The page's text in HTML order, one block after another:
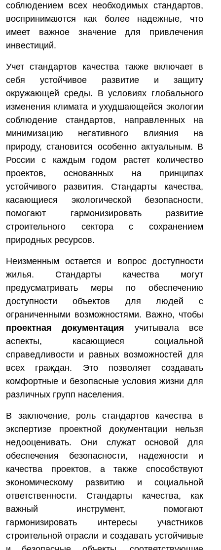
соблюдением всех необходимых стандартов,
воспринимаются как более надежные, что
имеет важное значение для привлечения
инвестиций.
Учет стандартов качества также включает в
себя устойчивое развитие и защиту
окружающей среды. В условиях глобального
изменения климата и ухудшающейся экологии
соблюдение стандартов, направленных на
минимизацию негативного влияния на
природу, становится особенно актуальным. В
России с каждым годом растет количество
проектов, основанных на принципах
устойчивого развития. Стандарты качества,
касающиеся экологической безопасности,
помогают гармонизировать развитие
строительного сектора с сохранением
природных ресурсов.
Неизменным остается и вопрос доступности
жилья. Стандарты качества могут
предусматривать меры по обеспечению
доступности объектов для людей с
ограниченными возможностями. Важно, чтобы
проектная документация учитывала все
аспекты, касающиеся социальной
справедливости и равных возможностей для
всех граждан. Это позволяет создавать
комфортные и безопасные условия жизни для
различных групп населения.
В заключение, роль стандартов качества в
экспертизе проектной документации нельзя
недооценивать. Они служат основой для
обеспечения безопасности, надежности и
качества проектов, а также способствуют
экономическому развитию и социальной
ответственности. Стандарты качества, как
важный инструмент, помогают
гармонизировать интересы участников
строительной отрасли и создавать устойчивые